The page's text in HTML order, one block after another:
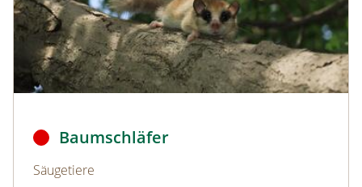
Naturlexikon: Baumschläfer
Baumschläfer
Säugetiere